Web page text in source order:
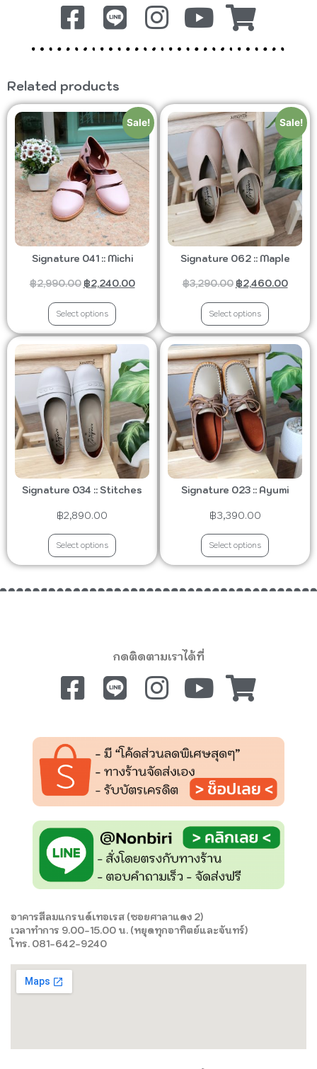
Related products
Sale!
Signature 041 :: Michi
฿2,990.00 ฿2,240.00
Select options
Sale!
Signature 062 :: Maple
฿3,290.00 ฿2,460.00
Select options
Signature 034 :: Stitches
฿2,890.00
Select options
Signature 023 :: Ayumi
฿3,390.00
Select options
กดติดตามเราได้ที่
อาคารสีลมแกรนด์เทอเรส (ซอยศาลาแดง 2)
เวลาทำการ 9.00-15.00 น. (หยุดทุกอาทิตย์และจันทร์)
โทร. 081-642-9240